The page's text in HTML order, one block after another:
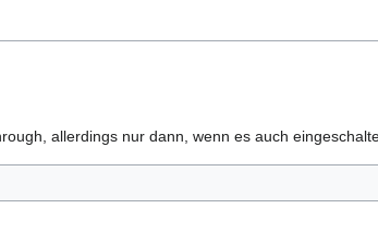
allerdings nur dann, wenn es auch